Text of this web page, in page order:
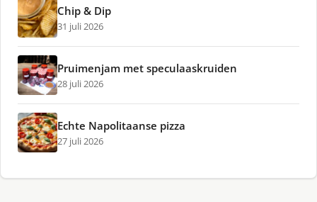
Chip & Dip
31 juli 2026
Pruimenjam met speculaaskruiden
28 juli 2026
Echte Napolitaanse pizza
27 juli 2026